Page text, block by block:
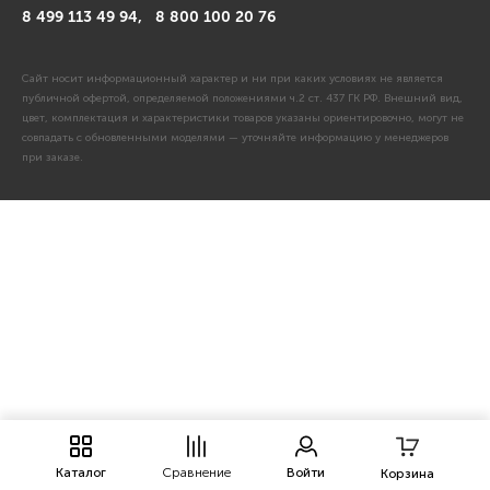
Каталог Сравнение Войти Корзина
8 499 113 49 94, 8 800 100 20 76
Сайт носит информационный характер и ни при каких условиях не является
публичной офертой, определяемой положениями ч.2 ст. 437 ГК РФ. Внешний вид,
цвет, комплектация и характеристики товаров указаны ориентировочно, могут не
совпадать с обновленными моделями — уточняйте информацию у менеджеров
при заказе.